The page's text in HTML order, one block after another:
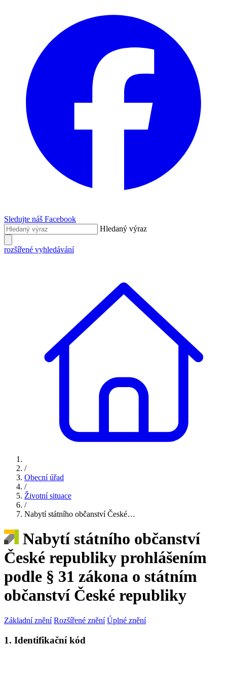
Sledujte náš Facebook
Hledaný výraz
rozšířené vyhledávání
/
Obecní úřad
/
Životní situace
/
Nabytí státního občanství České…
Nabytí státního občanství
České republiky prohlášením
podle § 31 zákona o státním
občanství České republiky
Základní znění Rozšířené znění Úplné znění
1. Identifikační kód